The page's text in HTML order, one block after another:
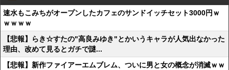
速水もこみちがオープンしたカフェのサンドイッチセット3000円ｗ
ｗｗｗｗ
【悲報】らき☆すたの"高良みゆき"とかいうキャラが人気出なかった
理由、改めて見るとガチで謎...
【悲報】新作ファイアーエムブレム、ついに男と女の概念が消滅ｗｗ